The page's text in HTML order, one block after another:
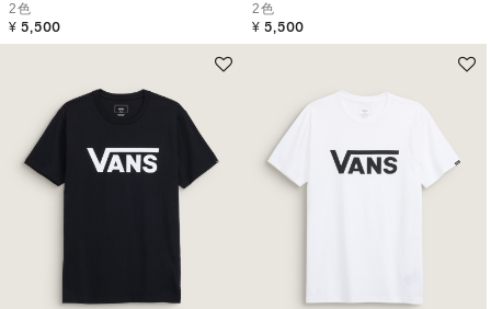
2色
¥ 5,500
2色
¥ 5,500